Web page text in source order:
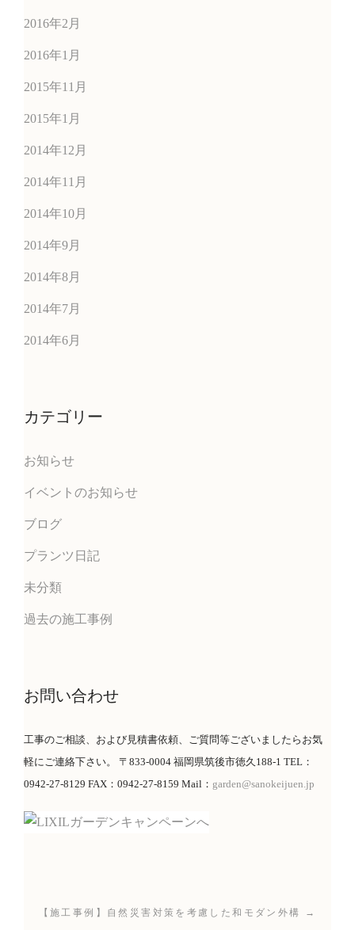
2016年2月
2016年1月
2015年11月
2015年1月
2014年12月
2014年11月
2014年10月
2014年9月
2014年8月
2014年7月
2014年6月
カテゴリー
お知らせ
イベントのお知らせ
ブログ
プランツ日記
未分類
過去の施工事例
お問い合わせ
工事のご相談、および見積書依頼、ご質問等ございましたらお気
軽にご連絡下さい。 〒833-0004 福岡県筑後市徳久188-1 TEL：
0942-27-8129 FAX：0942-27-8159 Mail： garden@sanokeijuen.jp
【施工事例】自然災害対策を考慮した和モダン外構 →